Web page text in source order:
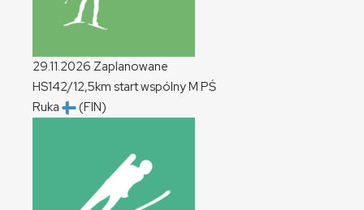
29.11.2026 Zaplanowane
HS142/12,5km start wspólnyM PŚ
Ruka
(FIN)